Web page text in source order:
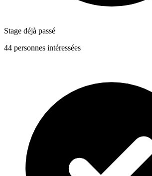
Stage déjà passé
44 personnes intéressées